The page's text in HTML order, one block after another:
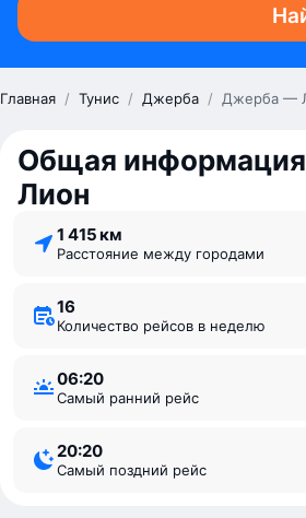
Главная / Тунис / Джерба / Джерба —
Общая
Лион
1 415 км
Расстояние между городами
16
Количество рейсов в неделю
06:20
Самый ранний рейс
20:20
Самый поздний рейс